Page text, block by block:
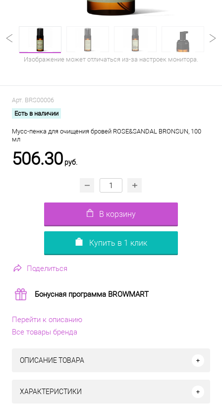
Изображение может отличаться из-за настроек монитора.
Арт. BRS00006
Есть в наличии
Мусс-пенка для очищения бровей ROSE&SANDAL BRONSUN, 100
мл
506.30 руб.
В корзину
Купить в 1 клик
Поделиться
Бонусная программа BROWMART
Перейти к описанию
Все товары бренда
ОПИСАНИЕ ТОВАРА
ХАРАКТЕРИСТИКИ